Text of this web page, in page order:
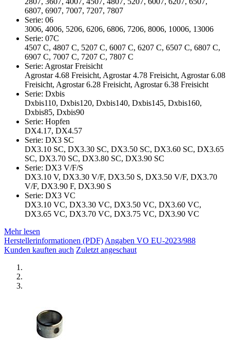
6807, 6907, 7007, 7207, 7807
Serie: 06
3006, 4006, 5206, 6206, 6806, 7206, 8006, 10006, 13006
Serie: 07C
4507 C, 4807 C, 5207 C, 6007 C, 6207 C, 6507 C, 6807 C,
6907 C, 7007 C, 7207 C, 7807 C
Serie: Agrostar Freisicht
Agrostar 4.68 Freisicht, Agrostar 4.78 Freisicht, Agrostar 6.08
Freisicht, Agrostar 6.28 Freisicht, Agrostar 6.38 Freisicht
Serie: Dxbis
Dxbis110, Dxbis120, Dxbis140, Dxbis145, Dxbis160,
Dxbis85, Dxbis90
Serie: Hopfen
DX4.17, DX4.57
Serie: DX3 SC
DX3.10 SC, DX3.30 SC, DX3.50 SC, DX3.60 SC, DX3.65
SC, DX3.70 SC, DX3.80 SC, DX3.90 SC
Serie: DX3 V/F/S
DX3.10 V, DX3.30 V/F, DX3.50 S, DX3.50 V/F, DX3.70
V/F, DX3.90 F, DX3.90 S
Serie: DX3 VC
DX3.10 VC, DX3.30 VC, DX3.50 VC, DX3.60 VC,
DX3.65 VC, DX3.70 VC, DX3.75 VC, DX3.90 VC
Mehr lesen
Herstellerinformationen (PDF)Angaben VO EU-2023/988
Kunden kauften auch Zuletzt angeschaut